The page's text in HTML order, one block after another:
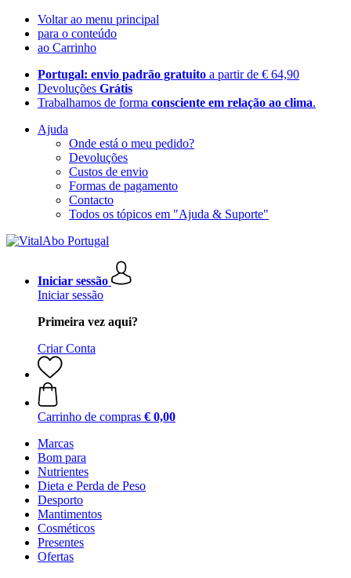
Voltar ao menu principal
para o conteúdo
ao Carrinho
Portugal: envio padrão gratuito a partir de € 64,90
Devoluções Grátis
Trabalhamos de forma consciente em relação ao clima.
Ajuda
Onde está o meu pedido?
Devoluções
Custos de envio
Formas de pagamento
Contacto
Todos os tópicos em "Ajuda & Suporte"
Iniciar sessão
Iniciar sessão
Primeira vez aqui?
Criar Conta
Carrinho de compras € 0,00
Marcas
Bom para
Nutrientes
Dieta e Perda de Peso
Desporto
Mantimentos
Cosméticos
Presentes
Ofertas